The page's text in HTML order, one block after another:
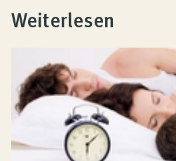
Weiterlesen